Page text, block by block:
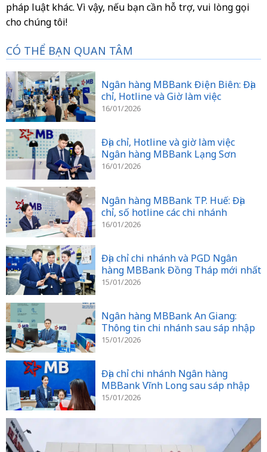
pháp luật khác. Vì vậy, nếu bạn cần hỗ trợ, vui lòng gọi
cho chúng tôi!
CÓ THỂ BẠN QUAN TÂM
Ngân hàng MBBank Điện Biên: Địa
chỉ, Hotline và Giờ làm việc
16/01/2026
Địa chỉ, Hotline và giờ làm việc
Ngân hàng MBBank Lạng Sơn
16/01/2026
Ngân hàng MBBank TP. Huế: Địa
chỉ, số hotline các chi nhánh
16/01/2026
Địa chỉ chi nhánh và PGD Ngân
hàng MBBank Đồng Tháp mới nhất
15/01/2026
Ngân hàng MBBank An Giang:
Thông tin chi nhánh sau sáp nhập
15/01/2026
Địa chỉ chi nhánh Ngân hàng
MBBank Vĩnh Long sau sáp nhập
15/01/2026